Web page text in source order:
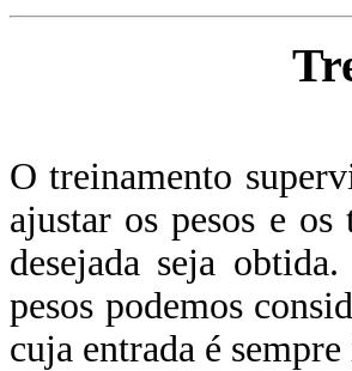
O treinamento
ajustar os pesos e os
desejada seja
pesos podemos
cuja entrada é